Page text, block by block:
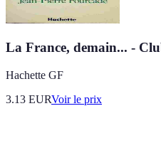
La France, demain... -
Hachette GF
3.13 EURVoir le prix